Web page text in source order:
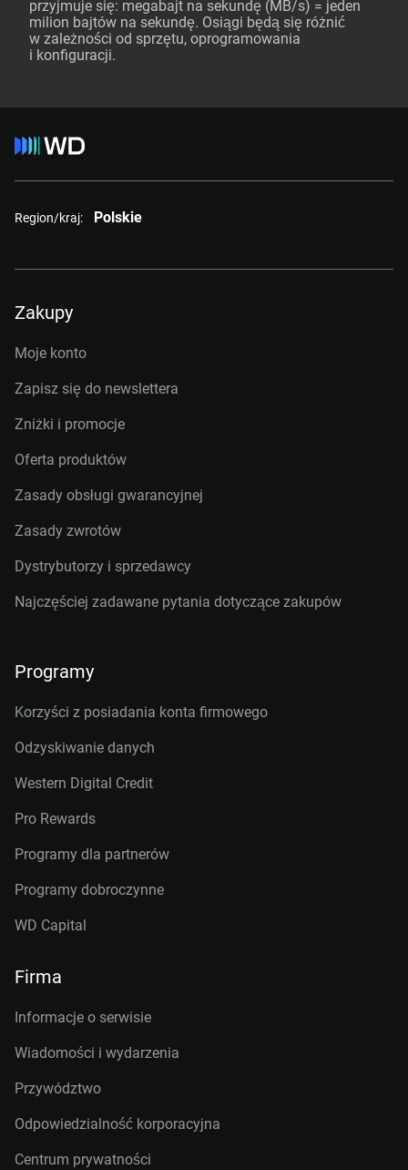
przyjmuje się: megabajt na sekundę (MB/s) = jeden
milion bajtów na sekundę. Osiągi będą się różnić
w zależności od sprzętu, oprogramowania
i konfiguracji.
Region/kraj: Polskie
Zakupy
Moje konto
Zapisz się do newslettera
Zniżki i promocje
Oferta produktów
Zasady obsługi gwarancyjnej
Zasady zwrotów
Dystrybutorzy i sprzedawcy
Najczęściej zadawane pytania dotyczące zakupów
Programy
Korzyści z posiadania konta firmowego
Odzyskiwanie danych
Western Digital Credit
Pro Rewards
Programy dla partnerów
Programy dobroczynne
WD Capital
Firma
Informacje o serwisie
Wiadomości i wydarzenia
Przywództwo
Odpowiedzialność korporacyjna
Centrum prywatności